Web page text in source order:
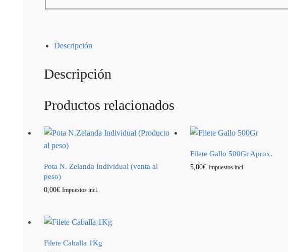
Descripción
Descripción
Productos relacionados
Pota N. Zelanda Individual (venta al
peso)
0,00€ Impuestos incl.
Filete Gallo 500Gr Aprox.
5,00€ Impuestos incl.
Filete Caballa 1Kg